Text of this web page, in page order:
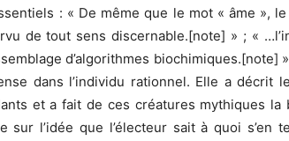
: « De même que le mot « âme »,
de tout sens discernable.[note] » ; «
d’algorithmes biochimiques.[note]
dans l’individu rationnel. Elle a décrit
et a fait de ces créatures mythiques la
sur l’idée que l’électeur sait à quoi s’en